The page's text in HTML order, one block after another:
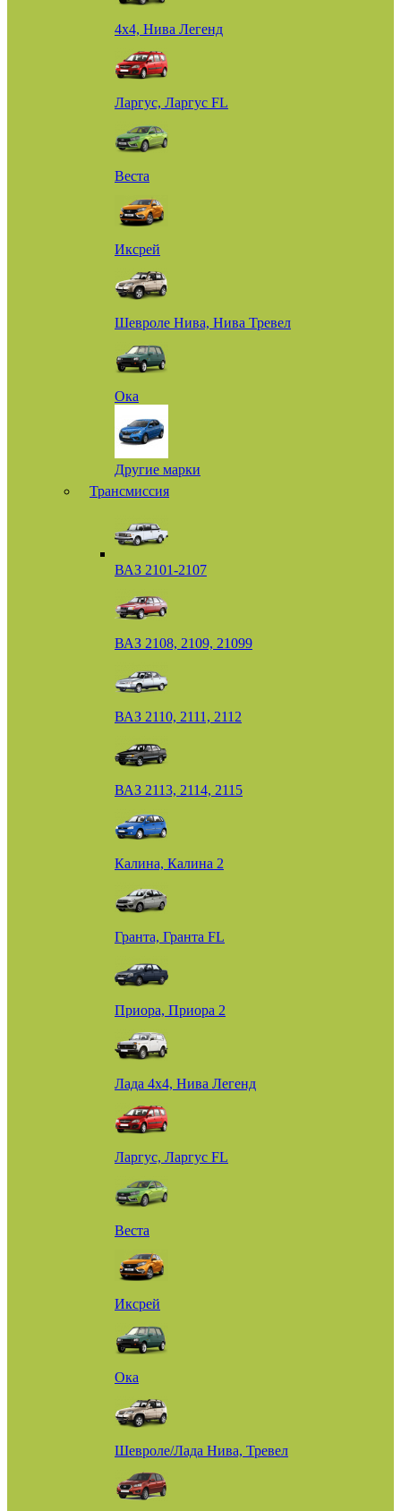
4х4, Нива Легенд
Ларгус, Ларгус FL
Веста
Иксрей
Шевроле Нива, Нива Тревел
Ока
Другие марки
Трансмиссия
ВАЗ 2101-2107
ВАЗ 2108, 2109, 21099
ВАЗ 2110, 2111, 2112
ВАЗ 2113, 2114, 2115
Калина, Калина 2
Гранта, Гранта FL
Приора, Приора 2
Лада 4х4, Нива Легенд
Ларгус, Ларгус FL
Веста
Иксрей
Ока
Шевроле/Лада Нива, Тревел